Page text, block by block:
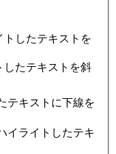
トしたテキストを
したテキストを斜
テキストに下線を
イライトしたテキ